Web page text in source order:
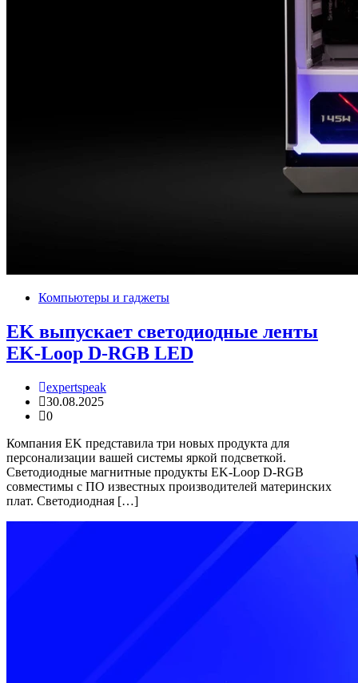
Компьютеры и гаджеты
EK выпускает светодиодные ленты
EK-Loop D-RGB LED
expertspeak
30.08.2025
0
Компания EK представила три новых продукта для
персонализации вашей системы яркой подсветкой.
Светодиодные магнитные продукты EK-Loop D-RGB
совместимы с ПО известных производителей материнских
плат. Светодиодная […]